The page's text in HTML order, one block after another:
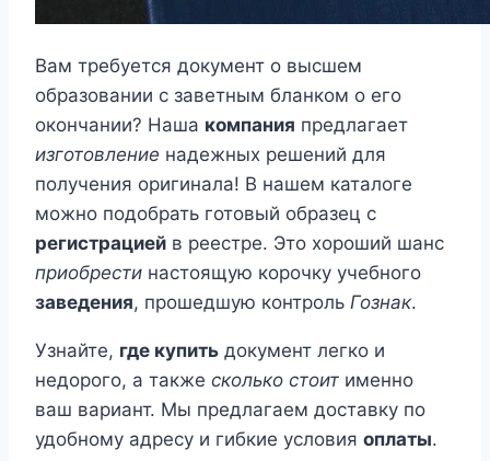
Вам требуется документ о высшем
образовании с заветным бланком о его
окончании? Наша компания предлагает
изготовление надежных решений для
получения оригинала! В нашем каталоге
можно подобрать готовый образец с
регистрацией в реестре. Это хороший шанс
приобрести настоящую корочку учебного
заведения, прошедшую контроль Гознак.
Узнайте, где купить документ легко и
недорого, а также сколько стоит именно
ваш вариант. Мы предлагаем доставку по
удобному адресу и гибкие условия оплаты.